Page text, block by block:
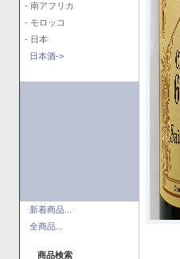
- 南アフリカ
- モロッコ
- 日本
日本酒->
新着商品...
全商品...
商品検索